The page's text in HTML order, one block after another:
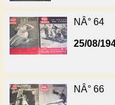
NÂ° 64
25/08/
NÂ° 66